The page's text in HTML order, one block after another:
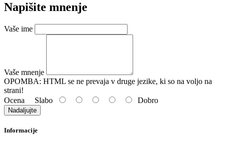
Napišite mnenje
Vaše ime
Vaše mnenje
OPOMBA: HTML se ne prevaja v druge jezike, ki so na voljo na
strani!
Ocena Slabo Dobro
Nadaljujte
Informacije